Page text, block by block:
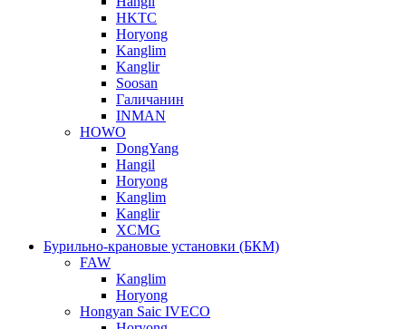
HKTC
Horyong
Kanglim
Kanglir
Soosan
Галичанин
INMAN
HOWO
DongYang
Hangil
Horyong
Kanglim
Kanglir
XCMG
Бурильно-крановые установки (БКМ)
FAW
Kanglim
Horyong
Hongyan Saic IVECO